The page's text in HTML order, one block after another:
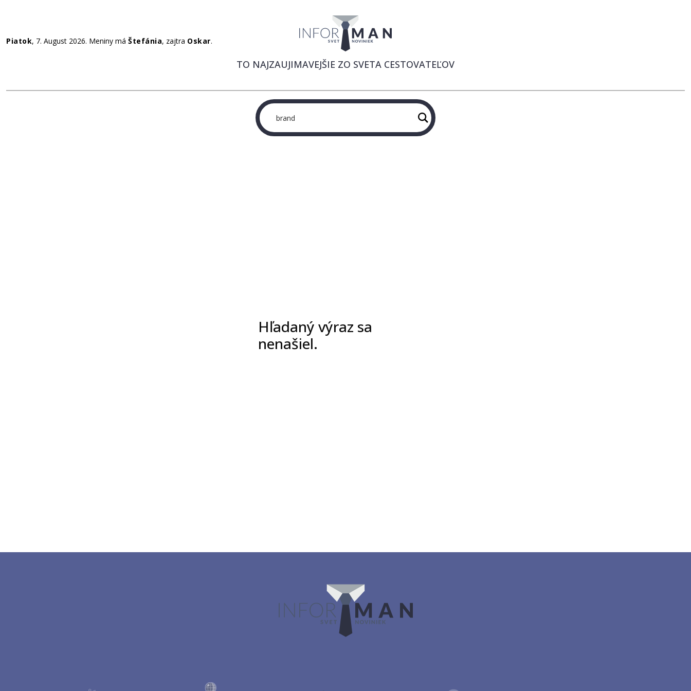
Piatok, 7. August 2026. Meniny má Štefánia, zajtra Oskar.
TO NAJZAUJIMAVEJŠIE ZO SVETA CESTOVATEĽOV
Hľadaný výraz sa
nenašiel.